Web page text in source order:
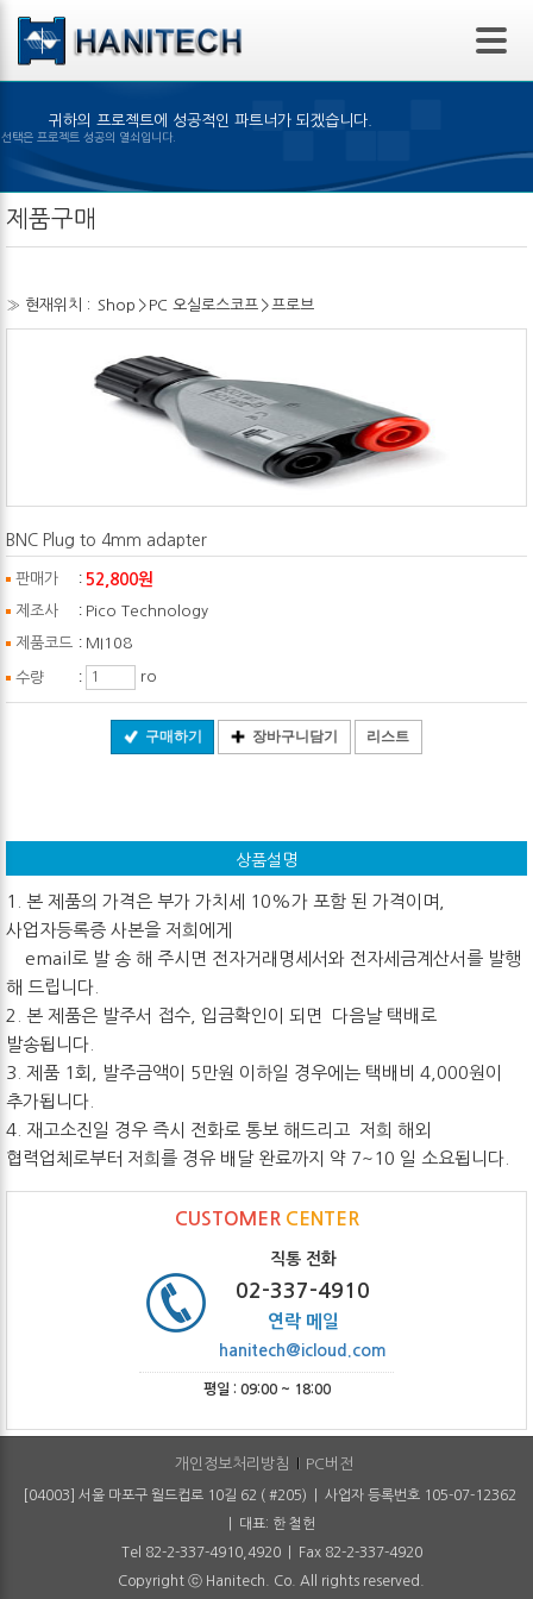
본문 바로가기
귀하의 프로젝트에 성공적인 파트너가 되겠습니다.
제품의 선택은 프로젝트 성공의 열쇠입니다.
제품구매
» 현재위치 : Shop > PC 오실로스코프 >프로브
BNC Plug to 4mm adapter
판매가 : 52,800원
제조사 : Pico Technology
제품코드 : MI108
수량 : ro
구매하기 장바구니담기 리스트
상품설명
1. 본 제품의 가격은 부가 가치세 10%가 포함 된 가격이며,
사업자등록증 사본을 저희에게
email로 발 송 해 주시면 전자거래명세서와 전자세금계산서를 발행
해 드립니다.
2. 본 제품은 발주서 접수, 입금확인이 되면 다음날 택배로
발송됩니다.
3. 제품 1회, 발주금액이 5만원 이하일 경우에는 택배비 4,000원이
추가됩니다.
4. 재고소진일 경우 즉시 전화로 통보 해드리고 저희 해외
협력업체로부터 저희를 경유 배달 완료까지 약 7~10 일 소요됩니다.
CUSTOMER CENTER
직통 전화
02-337-4910
연락 메일
hanitech@icloud.com
평일 : 09:00 ~ 18:00
개인정보처리방침 PC버전
[04003] 서울 마포구 월드컵로 10길 62 ( #205) | 사업자 등록번호 105-07-12362
| 대표: 한 철헌
Tel 82-2-337-4910,4920 | Fax 82-2-337-4920
Copyright ⓒ Hanitech. Co. All rights reserved.